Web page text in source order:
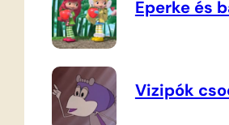
Eperke és
Vizipók